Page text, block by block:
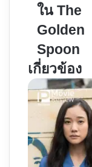
ได้
ฟรีๆ
จาก
ตกอับ
สู่
มหา
เศรษฐี
The
Golden
ใน The
Golden
Spoon
เกี่ยวข้อง